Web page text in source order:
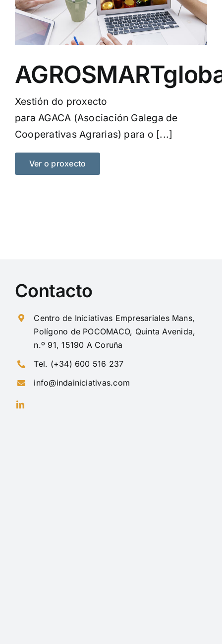
Xestión do proxecto
para AGACA (Asociación Galega de
Cooperativas Agrarias) para o [...]
Ver o proxecto
Contacto
Centro de Iniciativas Empresariales Mans,
Polígono de POCOMACO, Quinta Avenida,
n.º 91, 15190 A Coruña
Tel. (+34) 600 516 237
info@indainiciativas.com